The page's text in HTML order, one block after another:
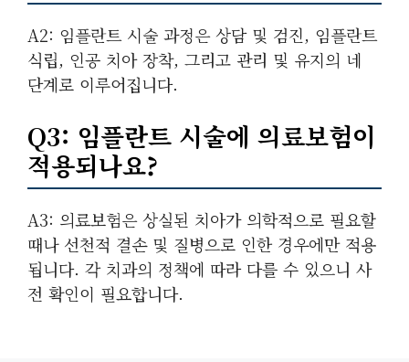
A2: 임플란트 시술 과정은 상담 및 검진, 임플란트
식립, 인공 치아 장착, 그리고 관리 및 유지의 네
단계로 이루어집니다.
Q3: 임플란트 시술에 의료보험이
적용되나요?
A3: 의료보험은 상실된 치아가 의학적으로 필요할
때나 선천적 결손 및 질병으로 인한 경우에만 적용
됩니다. 각 치과의 정책에 따라 다를 수 있으니 사
전 확인이 필요합니다.